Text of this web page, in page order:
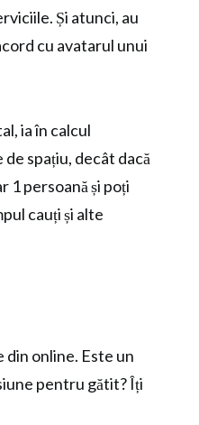
Și atunci, au
cu avatarul unui
ia în calcul
spațiu, decât dacă
1 persoană și poți
cauți și alte
din online. Este un
pentru gătit? Îți